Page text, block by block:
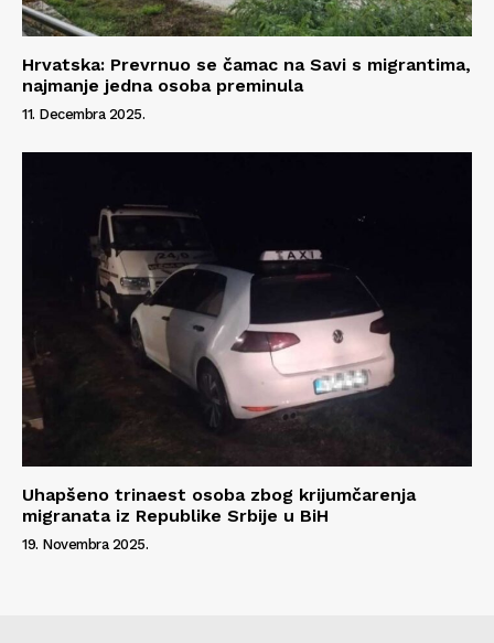
Hrvatska: Prevrnuo se čamac na Savi s migrantima,
najmanje jedna osoba preminula
11. Decembra 2025.
Uhapšeno trinaest osoba zbog krijumčarenja
migranata iz Republike Srbije u BiH
19. Novembra 2025.